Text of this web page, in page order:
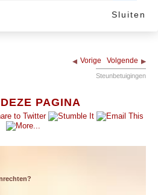
PAGINA
Vorige Volgende
Steunbetuigingen
Sluiten